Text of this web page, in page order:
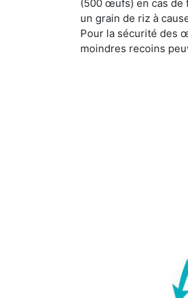
(500 œufs) en cas de
un grain de riz à
Pour la sécurité des
moindres recoins